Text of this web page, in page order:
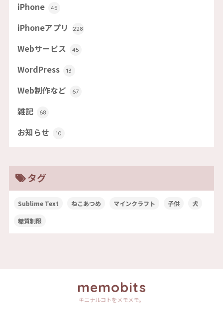
iPhone 45
iPhoneアプリ 228
Webサービス 45
WordPress 13
Web制作など 67
雑記 68
お知らせ 10
タグ
Sublime Text ねこあつめ マインクラフト 子供 犬
糖質制限
memobits
キニナルコトをメモメモ。